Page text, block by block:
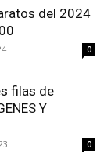
del 2024
0
filas de
Y
0